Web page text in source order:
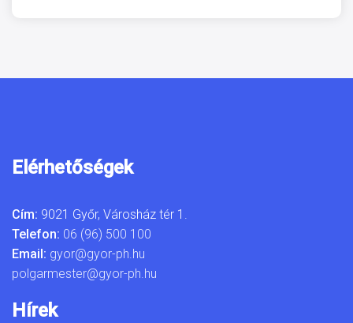
Elérhetőségek
Cím: 9021 Győr, Városház tér 1.
Telefon: 06 (96) 500 100
Email: gyor@gyor-ph.hu
polgarmester@gyor-ph.hu
Hírek